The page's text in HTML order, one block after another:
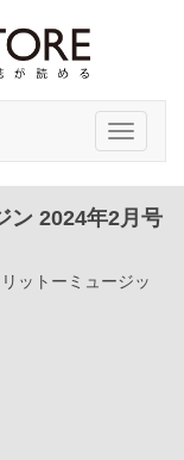
Toggle
ン 2024年2月号
ットーミュージッ